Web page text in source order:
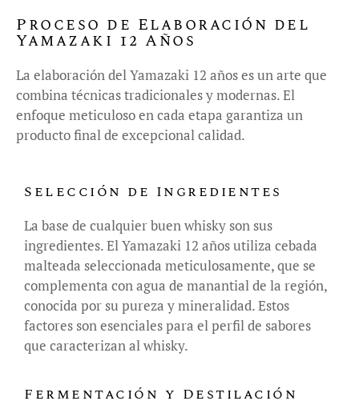
Proceso de Elaboración del
Yamazaki 12 Años
La elaboración del Yamazaki 12 años es un arte que
combina técnicas tradicionales y modernas. El
enfoque meticuloso en cada etapa garantiza un
producto final de excepcional calidad.
Selección de Ingredientes
La base de cualquier buen whisky son sus
ingredientes. El Yamazaki 12 años utiliza cebada
malteada seleccionada meticulosamente, que se
complementa con agua de manantial de la región,
conocida por su pureza y mineralidad. Estos
factores son esenciales para el perfil de sabores
que caracterizan al whisky.
Fermentación y Destilación